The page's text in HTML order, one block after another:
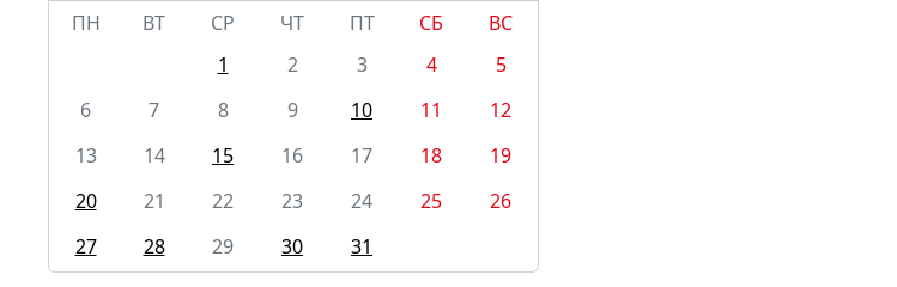
ПН
ВТ СР ЧТ ПТ СБ
ВС
1
2 3 4
5
6
7 8 9 10 11
12
13
14 15 16 17 18
19
20
21 22 23 24 25
26
27
28 29 30 31